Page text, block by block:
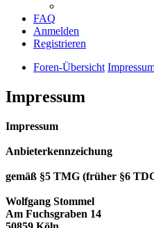
FAQ
Anmelden
Registrieren
Foren-Übersicht
Impressum
Impressum
Anbieterkennzeichung
gemäß §5 TMG (früher §6
Wolfgang Stommel
Am Fuchsgraben 14